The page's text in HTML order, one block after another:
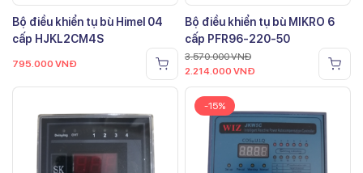
Bộ điều khiển tụ bù Himel 04
cấp HJKL2CM4S
795.000 VNĐ
Bộ điều khiển tụ bù MIKRO 6
cấp PFR96-220-50
3.570.000VNĐ
2.214.000 VNĐ
-15%